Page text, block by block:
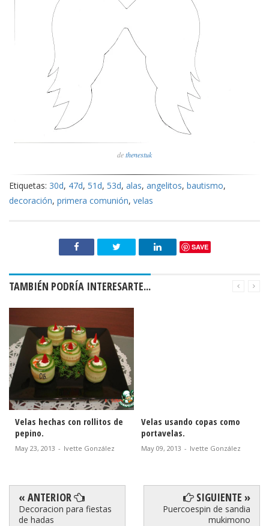
dethenestuk
Etiquetas: 30d, 47d, 51d, 53d, alas, angelitos, bautismo,
decoración, primera comunión, velas
SAVE
TAMBIÉN PODRÍA INTERESARTE...
Velas hechas con rollitos de
pepino.
May 23, 2013 - Ivette González
Velas usando copas como
portavelas.
May 09, 2013 - Ivette González
« ANTERIOR
Decoracion para fiestas
de hadas
SIGUIENTE »
Puercoespin de sandia
mukimono